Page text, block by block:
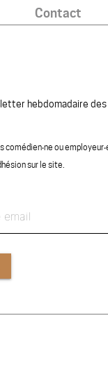
Contact
hebdomadaire
comédien‧ne ou
sur le site.